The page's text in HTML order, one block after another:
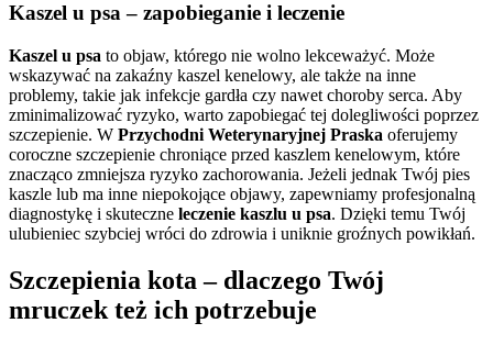
Kaszel u psa – zapobieganie i leczenie
Kaszel u psa to objaw, którego nie wolno lekceważyć. Może
wskazywać na zakaźny kaszel kenelowy, ale także na inne
problemy, takie jak infekcje gardła czy nawet choroby serca. Aby
zminimalizować ryzyko, warto zapobiegać tej dolegliwości poprzez
szczepienie. W Przychodni Weterynaryjnej Praska oferujemy
coroczne szczepienie chroniące przed kaszlem kenelowym, które
znacząco zmniejsza ryzyko zachorowania. Jeżeli jednak Twój pies
kaszle lub ma inne niepokojące objawy, zapewniamy profesjonalną
diagnostykę i skuteczne leczenie kaszlu u psa. Dzięki temu Twój
ulubieniec szybciej wróci do zdrowia i uniknie groźnych powikłań.
Szczepienia kota – dlaczego Twój
mruczek też ich potrzebuje